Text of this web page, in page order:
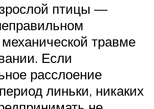
птицы —
травме
Если
расслоение
линьки, никаких